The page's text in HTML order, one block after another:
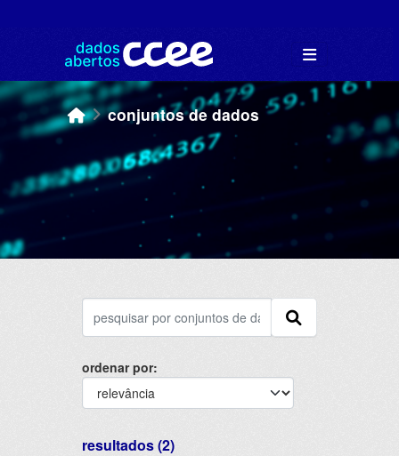
conjuntos de dados
ordenar por
resultados (2)